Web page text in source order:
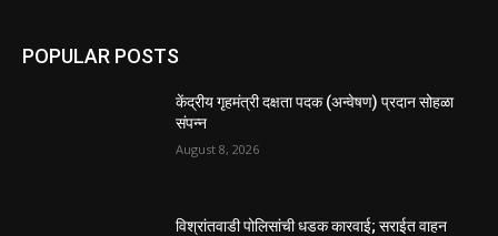
POPULAR POSTS
केंद्रीय गृहमंत्री दक्षता पदक (अन्वेषण) प्रदान सोहळा
संपन्न
August 8, 2026
विश्रांतवाडी पोलिसांची धडक कारवाई; सराईत वाहन